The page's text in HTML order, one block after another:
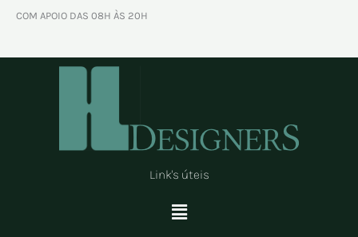
COM APOIO DAS 08H ÀS 20H
Link's úteis
Menu